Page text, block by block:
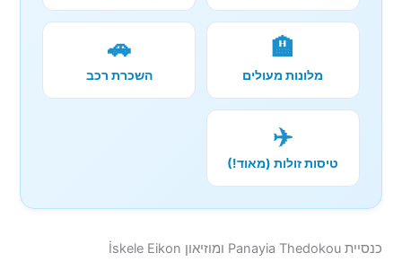
🏨
מלונות מעולים
🚗
השכרת רכב
✈️
טיסות זולות (מאוד!)
כנסיית Panayia Thedokou ומוזיאון İskele Eikon